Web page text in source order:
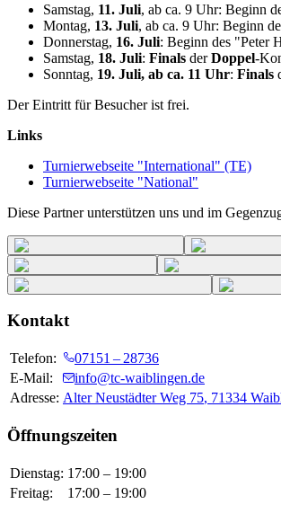
Samstag, 11. Juli, ab ca. 9 Uhr: Beginn
Montag, 13. Juli, ab ca. 9 Uhr: Beginn
Donnerstag, 16. Juli: Beginn des "Peter
Samstag, 18. Juli: Finals derDoppel-
Sonntag, 19. Juli, ab ca. 11 Uhr: Finals
Der Eintritt für Besucher ist frei.
Links
Turnierwebseite "International" (TE)
Turnierwebseite "National"
Diese Partner unterstützen uns und im
Kontakt
Telefon:
07151 – 28736
E-Mail:
info@tc-waiblingen.de
Adresse: Alter Neustädter Weg 75, 71334
Öffnungszeiten
Dienstag: 17:00 – 19:00
Freitag: 17:00 – 19:00